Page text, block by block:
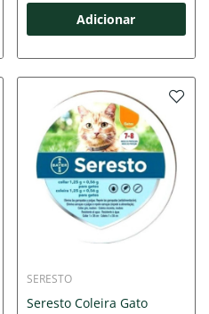
Adicionar
SERESTO
Seresto Coleira Gato